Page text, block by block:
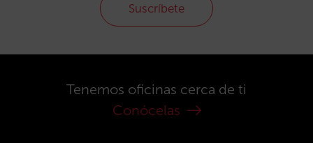
Suscríbete
Tenemos oficinas cerca de ti
Conócelas